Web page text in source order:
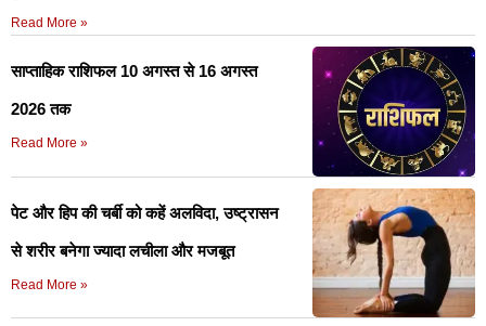
Read More »
साप्ताहिक राशिफल 10 अगस्त से 16 अगस्त
2026 तक
Read More »
पेट और हिप की चर्बी को कहें अलविदा, उष्ट्रासन
से शरीर बनेगा ज्यादा लचीला और मजबूत
Read More »